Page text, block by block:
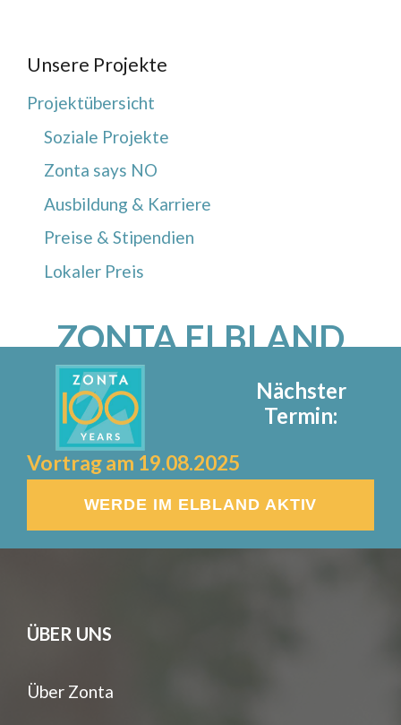
Unsere Projekte
Projektübersicht
Soziale Projekte
Zonta says NO
Ausbildung & Karriere
Preise & Stipendien
Lokaler Preis
ZONTA ELBLAND
Nächster
Termin:
Vortrag am 19.08.2025
WERDE IM ELBLAND AKTIV
ÜBER UNS
Über Zonta